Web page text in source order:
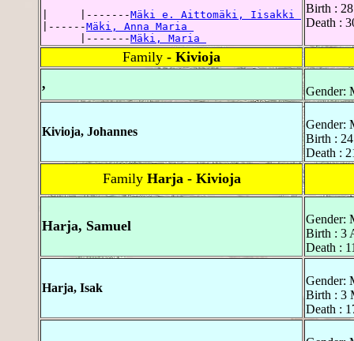
|     |-------Mäki e. Aittomäki, Iisakki
|------Mäki, Anna Maria
      |-------
Mäki, Maria
Birth :
Death :
Family - Kivioja
,
Gender:
Kivioja, Johannes
Gender:
Birth :
Death :
Family Harja - Kivioja
Harja, Samuel
Gender:
Birth : 3
Death :
Harja, Isak
Gender:
Birth : 3
Death :